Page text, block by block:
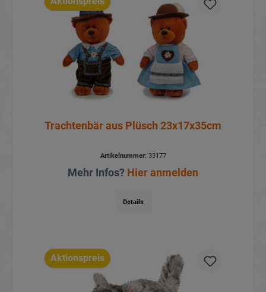
Trachtenbär aus Plüsch 23x17x35cm
Artikelnummer:33177
Mehr Infos? Hier anmelden
Details
Aktionspreis